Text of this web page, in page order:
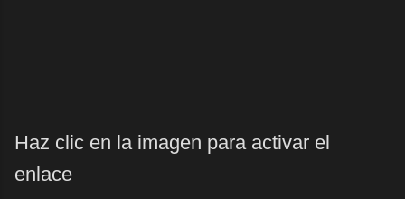
Haz clic en la imagen para activar el
enlace